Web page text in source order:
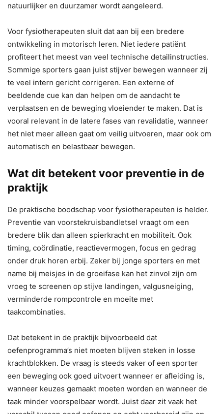
natuurlijker en duurzamer wordt aangeleerd.
Voor fysiotherapeuten sluit dat aan bij een bredere
ontwikkeling in motorisch leren. Niet iedere patiënt
profiteert het meest van veel technische detailinstructies.
Sommige sporters gaan juist stijver bewegen wanneer zij
te veel intern gericht corrigeren. Een externe of
beeldende cue kan dan helpen om de aandacht te
verplaatsen en de beweging vloeiender te maken. Dat is
vooral relevant in de latere fases van revalidatie, wanneer
het niet meer alleen gaat om veilig uitvoeren, maar ook om
automatisch en belastbaar bewegen.
Wat dit betekent voor preventie in de
praktijk
De praktische boodschap voor fysiotherapeuten is helder.
Preventie van voorstekruisbandletsel vraagt om een
bredere blik dan alleen spierkracht en mobiliteit. Ook
timing, coördinatie, reactievermogen, focus en gedrag
onder druk horen erbij. Zeker bij jonge sporters en met
name bij meisjes in de groeifase kan het zinvol zijn om
vroeg te screenen op stijve landingen, valgusneiging,
verminderde rompcontrole en moeite met
taakcombinaties.
Dat betekent in de praktijk bijvoorbeeld dat
oefenprogramma’s niet moeten blijven steken in losse
krachtblokken. De vraag is steeds vaker of een sporter
een beweging ook goed uitvoert wanneer er afleiding is,
wanneer keuzes gemaakt moeten worden en wanneer de
taak minder voorspelbaar wordt. Juist daar zit vaak het